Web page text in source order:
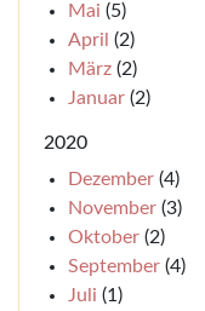
Mai (5)
April (2)
März (2)
Januar (2)
2020
Dezember (4)
November (3)
Oktober (2)
September (4)
Juli (1)